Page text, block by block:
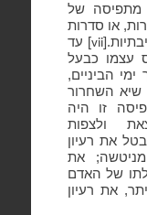
מתפיסה של
או סדרות
vii] עד
עצמו כבעל
ימי הביניים,
שיא השחרור
זו היה
ולצפות
את רעיון
את
של האדם
את רעיון